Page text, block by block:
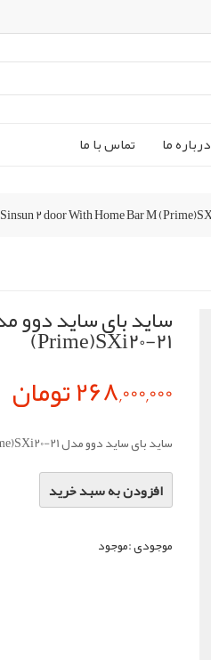
درباره ما تماس با ما
(Prime)SXi20-21
268,000,000 تومان
ساید بای ساید دوو مدل Sinsun 2 door With Home Bar M (Prime)SXi20-21
افزودن به سبد خرید
موجودی :موجود